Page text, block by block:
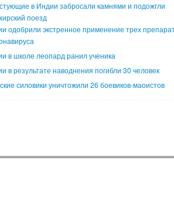
в Индии забросали камнями и подожгли
поезд
одобрили экстренное применение трех
в школе леопард ранил ученика
в результате наводнения погибли 30 человек
силовики уничтожили 26 боевиков-маоистов